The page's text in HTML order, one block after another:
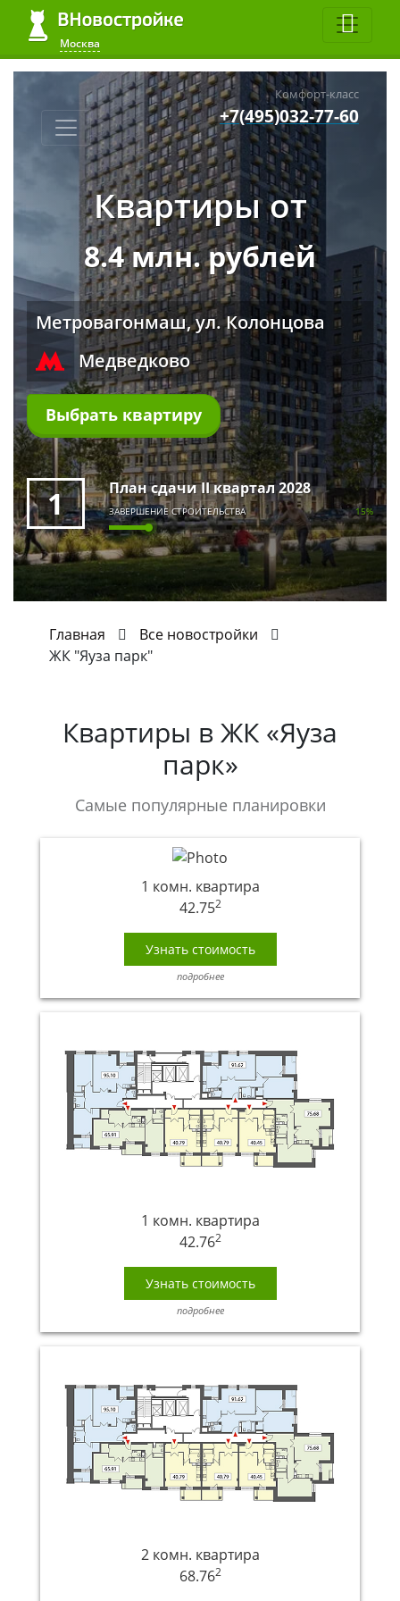
Москва
Комфорт-класс
+7(495)032-77-60
Квартиры от
8.4 млн. рублей
Метровагонмаш, ул. Колонцова
Медведково
Выбрать квартиру
1 План сдачи II квартал 2028
ЗАВЕРШЕНИЕ СТРОИТЕЛЬСТВА 15%
Главная
Все новостройки
ЖК "Яуза парк"
Квартиры в ЖК «Яуза
парк»
Самые популярные планировки
1 комн. квартира
42.752
Узнать стоимость
подробнее
1 комн. квартира
42.762
Узнать стоимость
подробнее
2 комн. квартира
68.762